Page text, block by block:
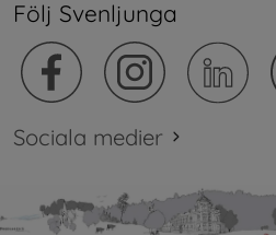
Följ Svenljunga
Sociala medier